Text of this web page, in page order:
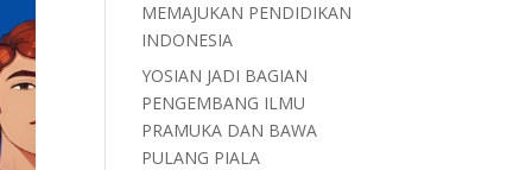
MEMAJUKAN PENDIDIKAN
INDONESIA
YOSIAN JADI BAGIAN
PENGEMBANG ILMU
PRAMUKA DAN BAWA
PULANG PIALA